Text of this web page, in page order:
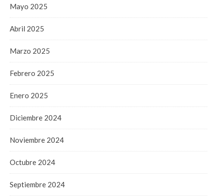
Mayo 2025
Abril 2025
Marzo 2025
Febrero 2025
Enero 2025
Diciembre 2024
Noviembre 2024
Octubre 2024
Septiembre 2024